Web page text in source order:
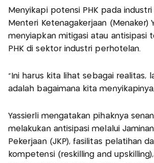
Menyikapi potensi PHK pada
Menteri Ketenagakerjaan (Menaker)
menyiapkan mitigasi atau antisipasi
PHK di sektor industri perhotelan.
“Ini harus kita lihat sebagai realitas,
adalah bagaimana kita
Yassierli mengatakan pihaknya
melakukan antisipasi melalui
Pekerjaan (JKP), fasilitas pelatihan
kompetensi (reskilling and